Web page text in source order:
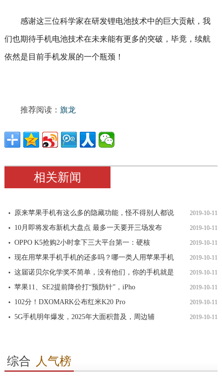
感谢这三位科学家在研发锂电池技术中的巨大贡献，我
们也期待手机电池技术在未来能有更多的突破，毕竟，续航
依然是目前手机发展的一个瓶颈！
推荐阅读： 旗龙
相关新闻
原来苹果手机有这么多的隐藏功能，怪不得别人都说 2019-10-11
10月即将发布新机大盘点 最多一天要开三场发布 2019-10-11
OPPO K5抢购2小时拿下三大平台第一：硬核 2019-10-11
现在用苹果手机手机的还多吗？哪一类人用苹果手机 2019-10-11
这届诺贝尔化学奖不简单，没有他们，你的手机就是 2019-10-11
苹果11、SE2提前降价打“预防针”，iPho 2019-10-11
102分！DXOMARK公布红米K20 Pro 2019-10-11
5G手机明年爆发，2025年大面积普及，周边辅 2019-10-11
综合 人气榜